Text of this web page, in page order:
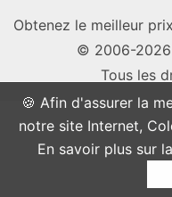
🍪 Afin d'assurer la
notre site Internet,
En savoir plus sur la
Obtenez le meilleur
© 2006-2026
Tous les